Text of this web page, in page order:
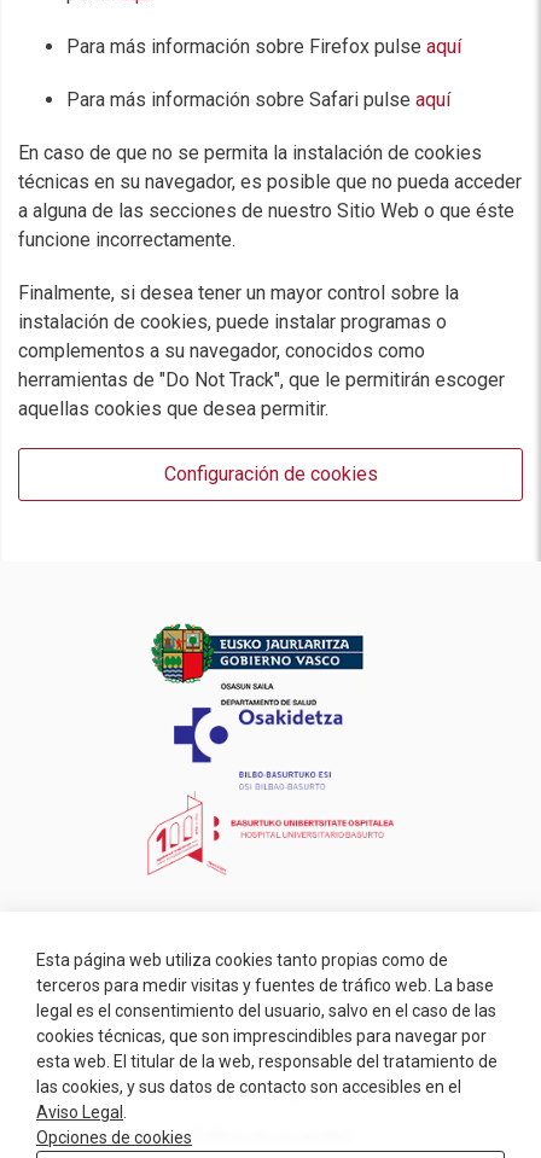
Para más información sobre Firefox pulse aquí
Para más información sobre Safari pulse aquí
En caso de que no se permita la instalación de cookies
técnicas en su navegador, es posible que no pueda acceder
a alguna de las secciones de nuestro Sitio Web o que éste
funcione incorrectamente.
Finalmente, si desea tener un mayor control sobre la
instalación de cookies, puede instalar programas o
complementos a su navegador, conocidos como
herramientas de "Do Not Track", que le permitirán escoger
aquellas cookies que desea permitir.
Configuración de cookies
Validación de certificados
Aviso legal
Política de privacidad
Esta página web utiliza cookies tanto propias como de
terceros para medir visitas y fuentes de tráfico web. La base
legal es el consentimiento del usuario, salvo en el caso de las
cookies técnicas, que son imprescindibles para navegar por
esta web. El titular de la web, responsable del tratamiento de
las cookies, y sus datos de contacto son accesibles en el
Aviso Legal
Opciones de cookies